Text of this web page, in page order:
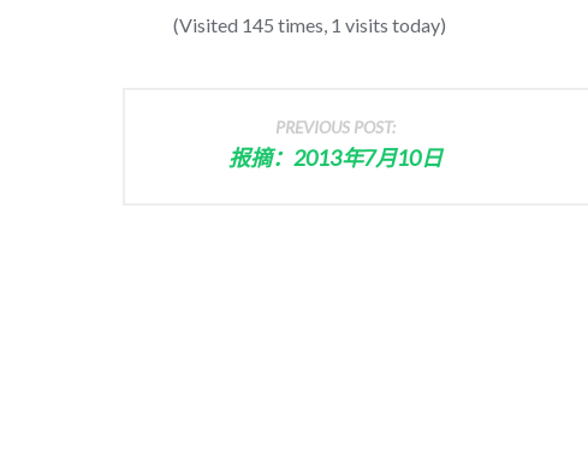
(Visited 145 times, 1 visits today)
PREVIOUS POST:
报摘：2013年7月10日